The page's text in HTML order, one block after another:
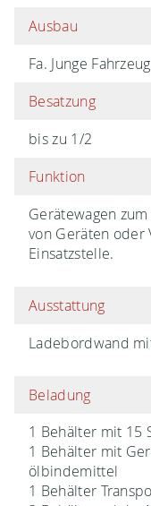
Ausbau
Fa. Junge
Besatzung
bis zu 1/2
Funktion
Gerätewagen
von Geräten oder
Einsatzstelle.
Ausstattung
Ladebordwand
Beladung
1 Behälter mit 15
1 Behälter mit
ölbindemittel
1 Behälter